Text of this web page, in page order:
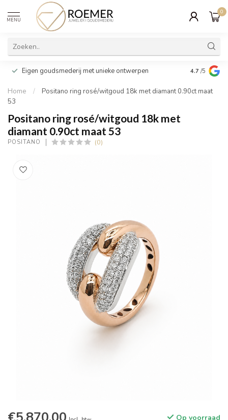
MENU
0
Eigen goudsmederij met unieke ontwerpen Wij
cadeau
4.7 /5
Home /
Positano ring rosé/witgoud 18k met diamant 0.90ct maat
53
Positano ring rosé/witgoud 18k met
diamant 0.90ct maat 53
POSITANO (0)
Op voorraad